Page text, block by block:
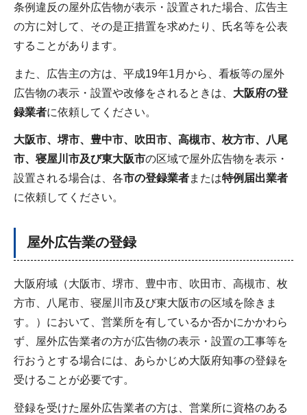
条例違反の屋外広告物が表示・設置された場合、広告主
の方に対して、その是正措置を求めたり、氏名等を公表
することがあります。
また、広告主の方は、平成19年1月から、看板等の屋外
広告物の表示・設置や改修をされるときは、 大阪府の登
録業者に依頼してください。
大阪市、堺市、豊中市、吹田市、高槻市、枚方市、
八尾
市、寝屋川市及び東大阪市の区域で屋外広告物を表示・
設置される場合は、各市の登録業者または特例届出業者
に依頼してください。
屋外広告業の登録
大阪府域（大阪市、堺市、豊中市、吹田市、高槻市、枚
方市、八尾市、寝屋川市及び東大阪市の区域を除きま
す。）において、営業所を有しているか否かにかかわら
ず、屋外広告業者の方が広告物の表示・設置の工事等を
行おうとする場合には、あらかじめ大阪府知事の登録を
受けることが必要です。
登録を受けた屋外広告業者の方は、営業所に資格のある